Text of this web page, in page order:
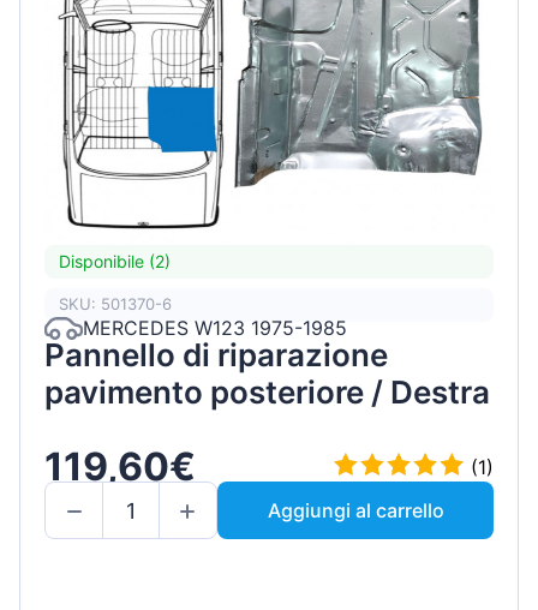
Disponibile (2)
SKU: 501370-6
MERCEDES W123 1975-1985
Pannello di riparazione
pavimento posteriore / Destra
119,60€
(1)
Aggiungi al carrello